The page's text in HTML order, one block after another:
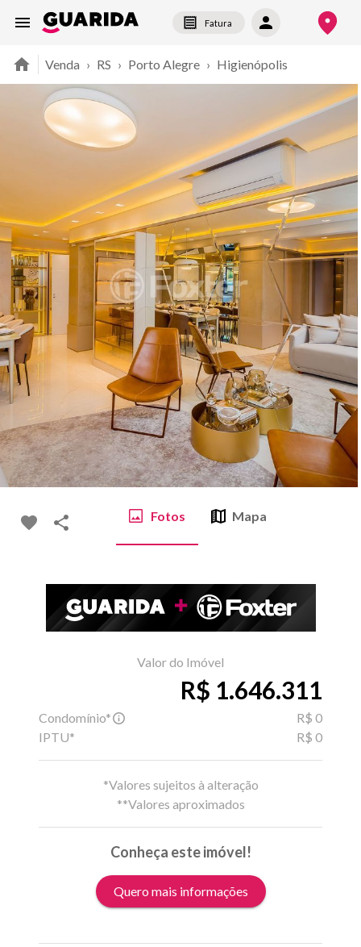
Fatura
Venda › RS › Porto Alegre › Higienópolis
Fotos Mapa
Valor do Imóvel
R$ 1.646.311
Condomínio*
R$ 0
IPTU*
R$ 0
*Valores sujeitos à alteração
**Valores aproximados
Conheça este imóvel!
Quero mais informações